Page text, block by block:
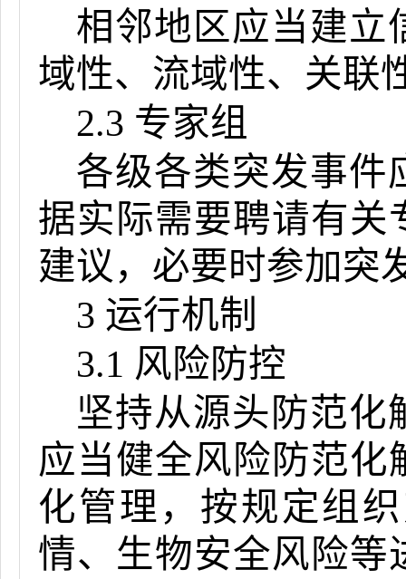
相邻地区应当建立
域性、流域性、关联
2.3 专家组
各级各类突发事件
据实际需要聘请有关
建议，必要时参加突
3 运行机制
3.1 风险防控
坚持从源头防范化
应当健全风险防范
化管理，按规定组
情、生物安全风险等